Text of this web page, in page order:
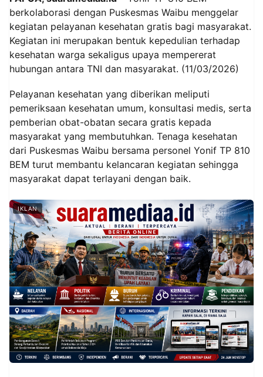
berkolaborasi dengan Puskesmas Waibu menggelar
kegiatan pelayanan kesehatan gratis bagi masyarakat.
Kegiatan ini merupakan bentuk kepedulian terhadap
kesehatan warga sekaligus upaya mempererat
hubungan antara TNI dan masyarakat. (11/03/2026)
Pelayanan kesehatan yang diberikan meliputi
pemeriksaan kesehatan umum, konsultasi medis, serta
pemberian obat-obatan secara gratis kepada
masyarakat yang membutuhkan. Tenaga kesehatan
dari Puskesmas Waibu bersama personel Yonif TP 810
BEM turut membantu kelancaran kegiatan sehingga
masyarakat dapat terlayani dengan baik.
IKLAN